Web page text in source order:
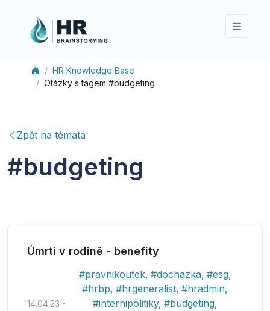
HR Knowledge Base
Otázky s tagem #budgeting
Zpět na témata
#budgeting
Úmrtí v rodině - benefity
14.04.23
#pravnikoutek, #dochazka, #esg,
#hrbp, #hrgeneralist, #hradmin,
#internipolitiky, #budgeting,